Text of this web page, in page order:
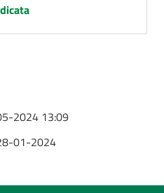
2024 13:09
01-2024